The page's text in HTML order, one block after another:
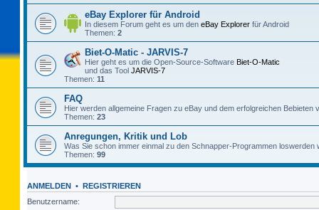
eBay Explorer für Android
In diesem Forum geht es um den eBay Explorer für Android
Themen: 2
Biet-O-Matic - JARVIS-7
Hier geht es um die Open-Source-Software Biet-O-Matic
und das Tool JARVIS-7
Themen: 11
FAQ
Hier werden allgemeine Fragen zu eBay und dem erfolgreichen Bebieten
Themen: 23
Anregungen, Kritik und Lob
Was Sie schon immer einmal zu den Schnapper-Programmen loswerden
Themen: 99
ANMELDEN • REGISTRIEREN
Benutzername: